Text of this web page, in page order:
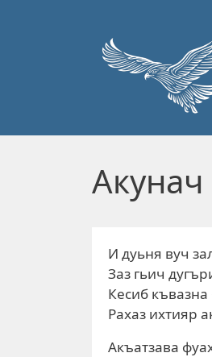
Акунач
И дуьня вуч
Заз гьич
Кесиб
Рахаз ихтияр
Акъатзава